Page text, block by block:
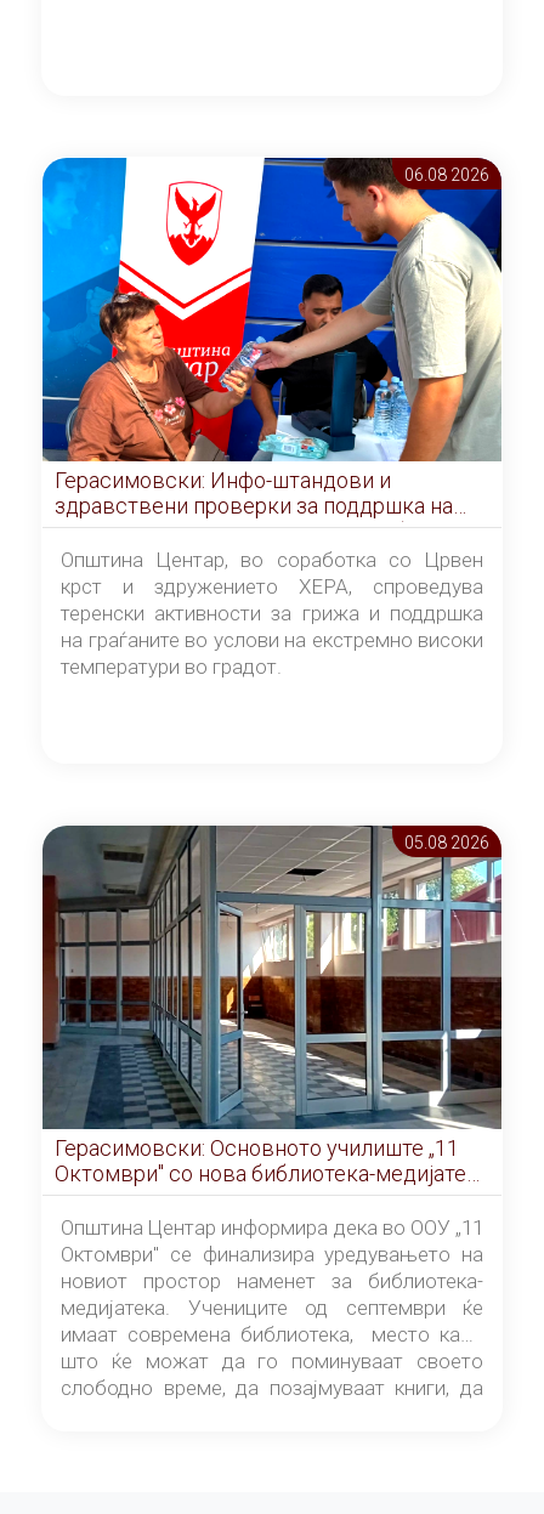
06.08 2026
Герасимовски: Инфо-штандови и
здравствени проверки за поддршка на
граѓаните во услови на топлотен бран
Општина Центар, во соработка со Црвен
крст и здружението ХЕРА, спроведува
теренски активности за грижа и поддршка
на граѓаните во услови на екстремно високи
температури во градот.
05.08 2026
Герасимовски: Основното училиште „11
Октомври" со нова библиотека-медијатека
од септември
Општина Центар информира дека во ООУ „11
Октомври" се финализира уредувањето на
новиот простор наменет за библиотека-
медијатека. Учениците од септември ќе
имаат современа библиотека, место каде
што ќе можат да го поминуваат своето
слободно време, да позајмуваат книги, да